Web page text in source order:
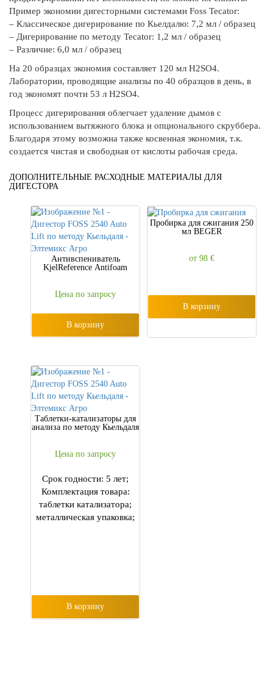
Пример экономии дигесторными системами Foss Tecator:
– Классическое дигерирование по Кьелдалю: 7,2 мл / образец
– Дигерирование по методу Tecator: 1,2 мл / образец
– Различие: 6,0 мл / образец
На 20 образцах экономия составляет 120 мл H2SO4.
Лаборатории, проводящие анализы по 40 образцов в день, в
год экономят почти 53 л H2SO4.
Процесс дигерирования облегчает удаление дымов с
использованием вытяжного блока и опционального скруббера.
Благодаря этому возможна также косвенная экономия, т.к.
создается чистая и свободная от кислоты рабочая среда.
ДОПОЛНИТЕЛЬНЫЕ РАСХОДНЫЕ МАТЕРИАЛЫ ДЛЯ
ДИГЕСТОРА
Антивспениватель
KjelReference Antifoam
Цена по запросу
В корзину
Пробирка для сжигания 250
мл BEGER
от 98€
В корзину
Таблетки-катализаторы для
анализа по методу Кьельдаля
Цена по запросу
Срок годности: 5 лет;
Комплектация товара:
таблетки катализатора;
металлическая упаковка;
В корзину